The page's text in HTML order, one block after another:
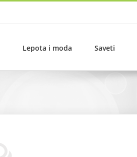
Lepota i moda Saveti